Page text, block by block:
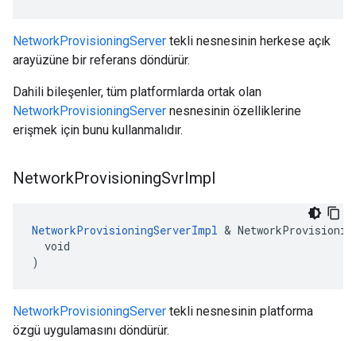
NetworkProvisioningServer tekli nesnesinin herkese açık
arayüzüne bir referans döndürür.
Dahili bileşenler, tüm platformlarda ortak olan
NetworkProvisioningServer nesnesinin özelliklerine
erişmek için bunu kullanmalıdır.
NetworkProvisioningSvrImpl
NetworkProvisioningServerImpl &
  void
)
NetworkProvisioningServer tekli nesnesinin platforma
özgü uygulamasını döndürür.